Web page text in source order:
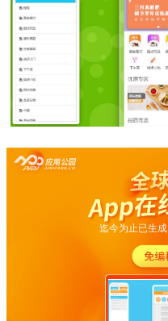
迄今为止已生成